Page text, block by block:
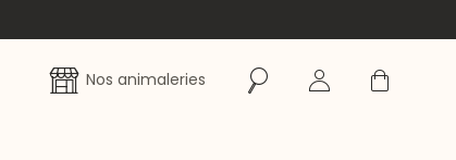
Nos animaleries RechercherSe connecter
Panier